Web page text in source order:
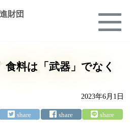
財団
料は「武器」でなく
2023年6月1日